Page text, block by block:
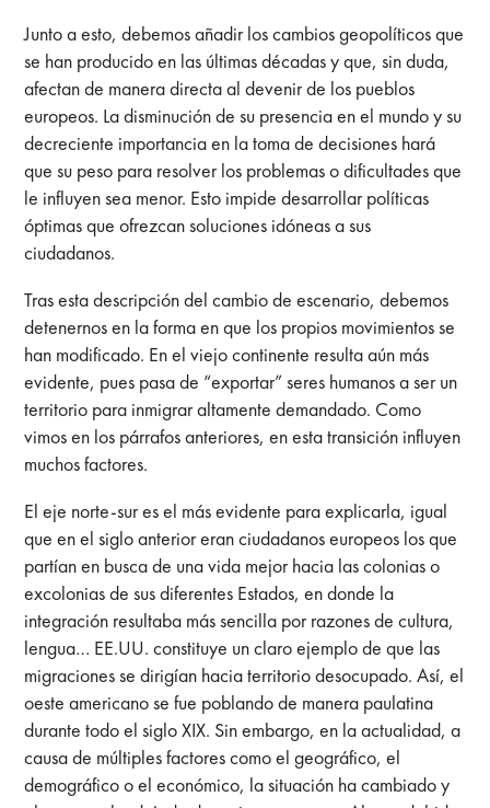
Junto a esto, debemos añadir los cambios geopolíticos que
se han producido en las últimas décadas y que, sin duda,
afectan de manera directa al devenir de los pueblos
europeos. La disminución de su presencia en el mundo y su
decreciente importancia en la toma de decisiones hará
que su peso para resolver los problemas o dificultades que
le influyen sea menor. Esto impide desarrollar políticas
óptimas que ofrezcan soluciones idóneas a sus
ciudadanos.
Tras esta descripción del cambio de escenario, debemos
detenernos en la forma en que los propios movimientos se
han modificado. En el viejo continente resulta aún más
evidente, pues pasa de “exportar” seres humanos a ser un
territorio para inmigrar altamente demandado. Como
vimos en los párrafos anteriores, en esta transición influyen
muchos factores.
El eje norte-sur es el más evidente para explicarla, igual
que en el siglo anterior eran ciudadanos europeos los que
partían en busca de una vida mejor hacia las colonias o
excolonias de sus diferentes Estados, en donde la
integración resultaba más sencilla por razones de cultura,
lengua… EE.UU. constituye un claro ejemplo de que las
migraciones se dirigían hacia territorio desocupado. Así, el
oeste americano se fue poblando de manera paulatina
durante todo el siglo XIX. Sin embargo, en la actualidad, a
causa de múltiples factores como el geográfico, el
demográfico o el económico, la situación ha cambiado y